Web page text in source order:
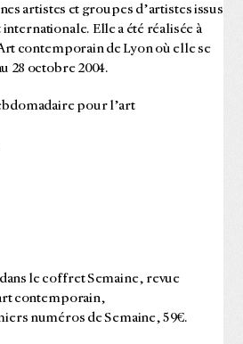
artistes et groupes d’artistes issus
Elle a été réalisée à
contemporain de Lyon où elle se
28 octobre 2004.
pour l’art
le coffret Semaine, revue
contemporain,
numéros de Semaine, 59€.